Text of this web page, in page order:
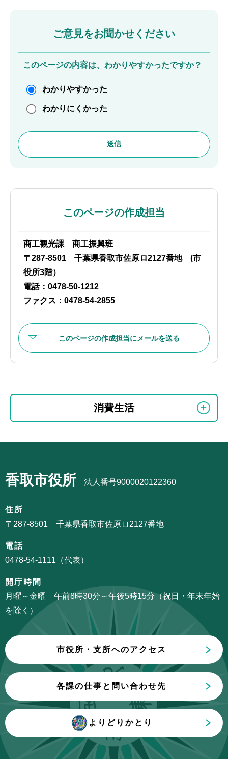
ご意見をお聞かせください
このページの内容は、わかりやすかったですか？
わかりやすかった
わかりにくかった
このページの作成担当
商工観光課 商工振興班
〒287-8501 千葉県香取市佐原ロ2127番地 (市
役所3階）
電話：0478-50-1212
ファクス：0478-54-2855
このページの作成担当にメールを送る
こ
ビ
ー
シ
ン
こ
こ
か
消費生活
ナ
ゲ
ー
ョ
ン
こ
こ
ま
香取市役所 法人番号9000020122360
住所
〒287-8501 千葉県香取市佐原ロ2127番地
電話
0478-54-1111（代表）
開庁時間
月曜～金曜 午前8時30分～午後5時15分（祝日・年末年始
を除く）
市役所・支所へのアクセス
各課の仕事と問い合わせ先
よりどりかとり